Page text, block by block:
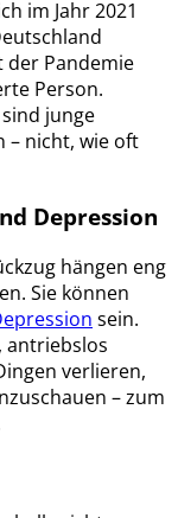
im Jahr 2021
der Pandemie
Person.
junge
– nicht, wie oft
Depression
hängen eng
Sie können
sein.
antriebslos
verlieren,
– zum